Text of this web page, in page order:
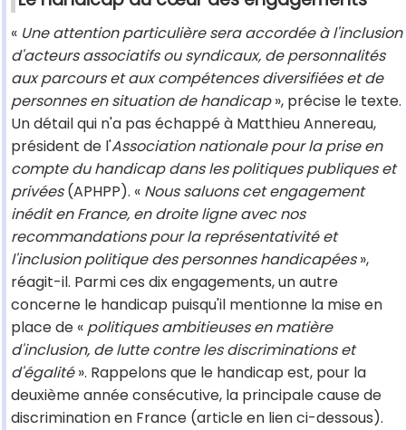
« Une attention particulière sera accordée à l'inclusion
d'acteurs associatifs ou syndicaux, de personnalités
aux parcours et aux compétences diversifiées et de
personnes en situation de handicap», précise le texte.
Un détail qui n'a pas échappé à Matthieu Annereau,
président de l'Association nationale pour la prise en
compte du handicap dans les politiques publiques et
privées(APHPP). « Nous saluons cet engagement
inédit en France, en droite ligne avec nos
recommandations pour la représentativité et
l'inclusion politique des personnes handicapées»,
réagit-il. Parmi ces dix engagements, un autre
concerne le handicap puisqu'il mentionne la mise en
place de « politiques ambitieuses en matière
d'inclusion, de lutte contre les discriminations et
d'égalité». Rappelons que le handicap est, pour la
deuxième année consécutive, la principale cause de
discrimination en France (article en lien ci-dessous).